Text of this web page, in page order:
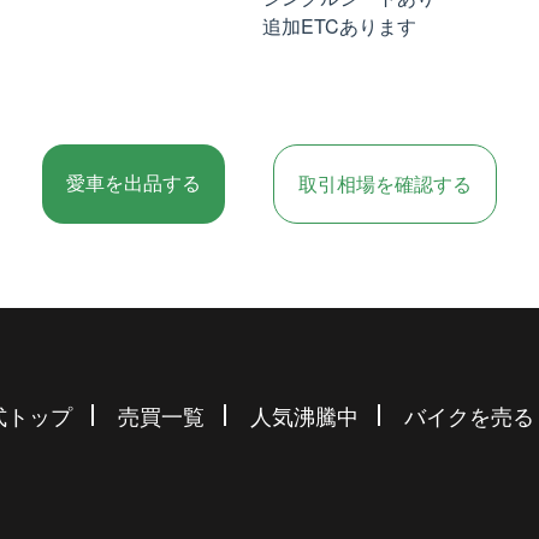
追加ETCあります
愛車を出品する 取引相場を確認する
トップ 売買一覧 人気沸騰中 バイクを売る